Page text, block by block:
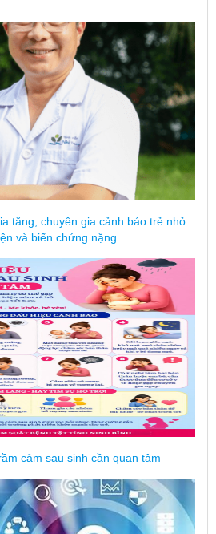
tăng, chuyên gia cảnh báo trẻ nhỏ
và biến chứng nặng
cảm sau sinh cần quan tâm